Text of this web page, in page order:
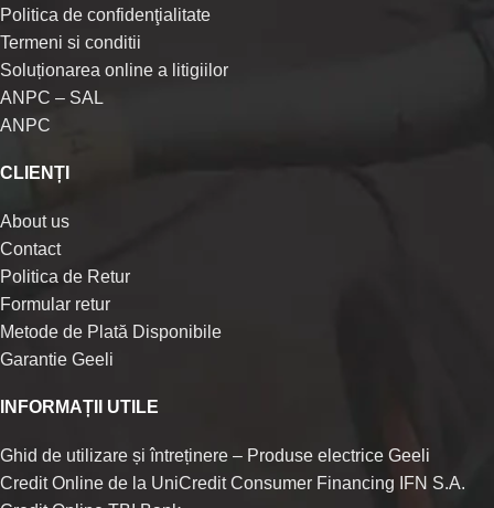
Politica de confidenţialitate
Termeni si conditii
Soluționarea online a litigiilor
ANPC – SAL
ANPC
CLIENȚI
About us
Contact
Politica de Retur
Formular retur
Metode de Plată Disponibile
Garantie Geeli
INFORMAȚII UTILE
Ghid de utilizare și întreținere – Produse electrice Geeli
Credit Online de la UniCredit Consumer Financing IFN S.A.